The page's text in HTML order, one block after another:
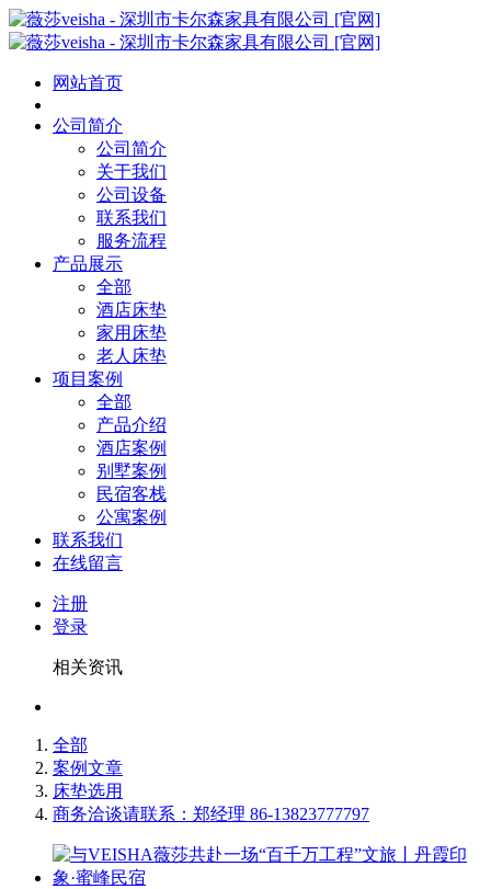
网站首页
公司简介
公司简介
关于我们
公司设备
联系我们
服务流程
产品展示
全部
酒店床垫
家用床垫
老人床垫
项目案例
全部
产品介绍
酒店案例
别墅案例
民宿客栈
公寓案例
联系我们
在线留言
注册
登录
相关资讯
全部
案例文章
床垫选用
商务洽谈请联系：郑经理 86-13823777797